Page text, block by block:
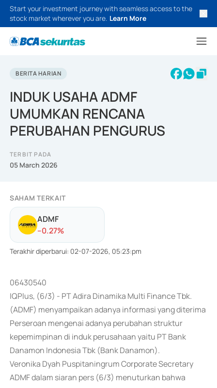
Start your investment journey with seamless access to the
stock market wherever you are. Learn More
BERITA HARIAN
INDUK USAHA ADMF
UMUMKAN RENCANA
PERUBAHAN PENGURUS
TERBIT PADA
05 March 2026
SAHAM TERKAIT
ADMF
--0.27%
Terakhir diperbarui: 02-07-2026, 05:23:pm
06430540
IQPlus, (6/3) - PT Adira Dinamika Multi Finance Tbk.
(ADMF) menyampaikan adanya informasi yang diterima
Perseroan mengenai adanya perubahan struktur
kepemimpinan di induk perusahaan yaitu PT Bank
Danamon Indonesia Tbk (Bank Danamon).
Veronika Dyah Puspitaningrum Corporate Secretary
ADMF dalam siaran pers (6/3) menuturkan bahwa